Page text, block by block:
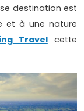
destination est
et à une nature
Travelcette